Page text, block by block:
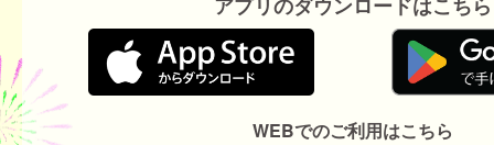
アプリのダウンロードはこちら
WEBでのご利用はこちら